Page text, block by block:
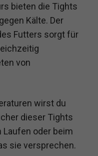
bieten die Tights
Kälte. Der
Futters sorgt für
von
wirst du
dieser Tights
oder beim
sie versprechen.